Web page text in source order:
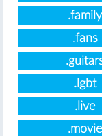
.family
.fans
.lgbt
.live
.movie